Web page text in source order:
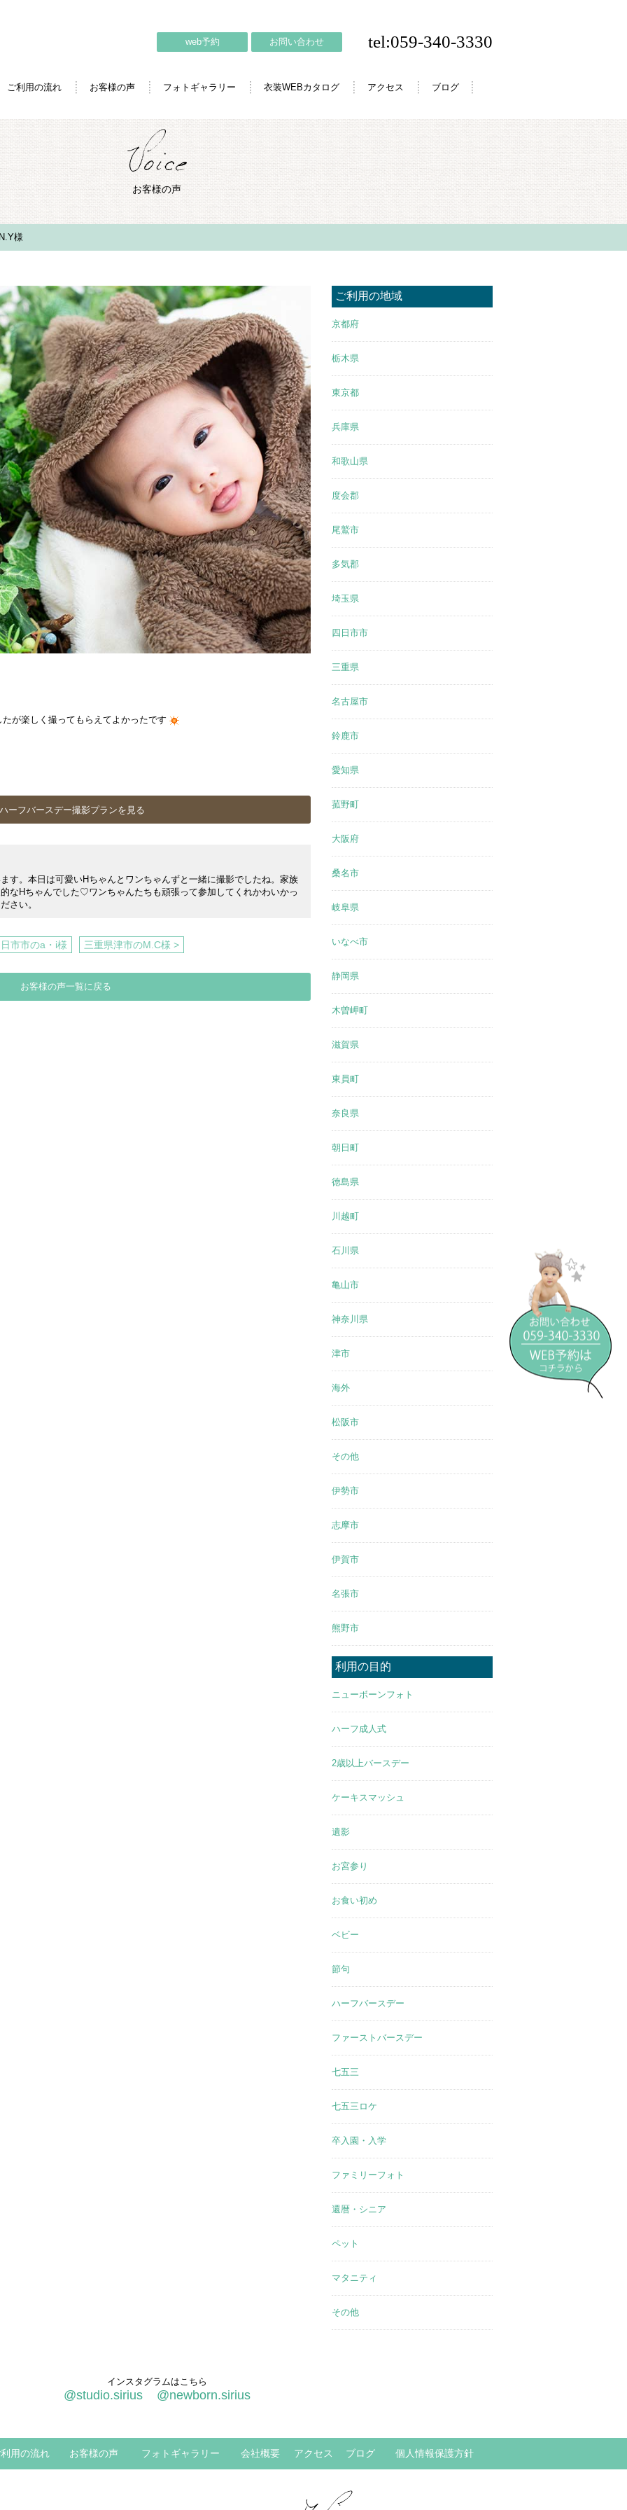
ご利用の流れ お客様の声 フォトギャラリー 衣装WEBカタログ アクセス ブログ
web予約 お問い合わせ tel:059-340-3330
お客様の声
様
が楽しく撮ってもらえてよかったです
ハーフバースデー撮影プランを見る
す。本日は可愛いHちゃんとワンちゃんずと一緒に撮影でしたね。家族
なHちゃんでした♡ワンちゃんたちも頑張って参加してくれかわいかっ
さい。
市市のa・i様 三重県津市のM.C様 >
お客様の声一覧に戻る
ご利用の地域
京都府
栃木県
東京都
兵庫県
和歌山県
度会郡
尾鷲市
多気郡
埼玉県
四日市市
三重県
名古屋市
鈴鹿市
愛知県
菰野町
大阪府
桑名市
岐阜県
いなべ市
静岡県
木曽岬町
滋賀県
東員町
奈良県
朝日町
徳島県
川越町
石川県
亀山市
神奈川県
津市
海外
松阪市
その他
伊勢市
志摩市
伊賀市
名張市
熊野市
利用の目的
ニューボーンフォト
ハーフ成人式
2歳以上バースデー
ケーキスマッシュ
遺影
お宮参り
お食い初め
ベビー
節句
ハーフバースデー
ファーストバースデー
七五三
七五三ロケ
卒入園・入学
ファミリーフォト
還暦・シニア
ペット
マタニティ
その他
インスタグラムはこちら
@studio.sirius @newborn.sirius
利用の流れ お客様の声 フォトギャラリー 会社概要 アクセス ブログ 個人情報保護方針